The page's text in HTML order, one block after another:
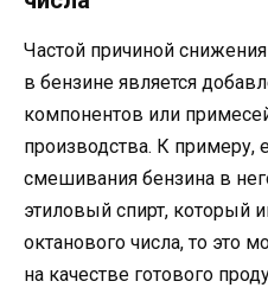
Частой причиной
в бензине является
компонентов или
производства. К примеру,
смешивания бензина в
этиловый спирт, который
октанового числа, то это
на качестве готового